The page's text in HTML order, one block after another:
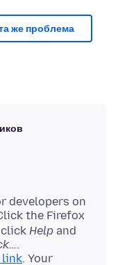
же проблема
developers on
the Firefox
Help and
.
. Your